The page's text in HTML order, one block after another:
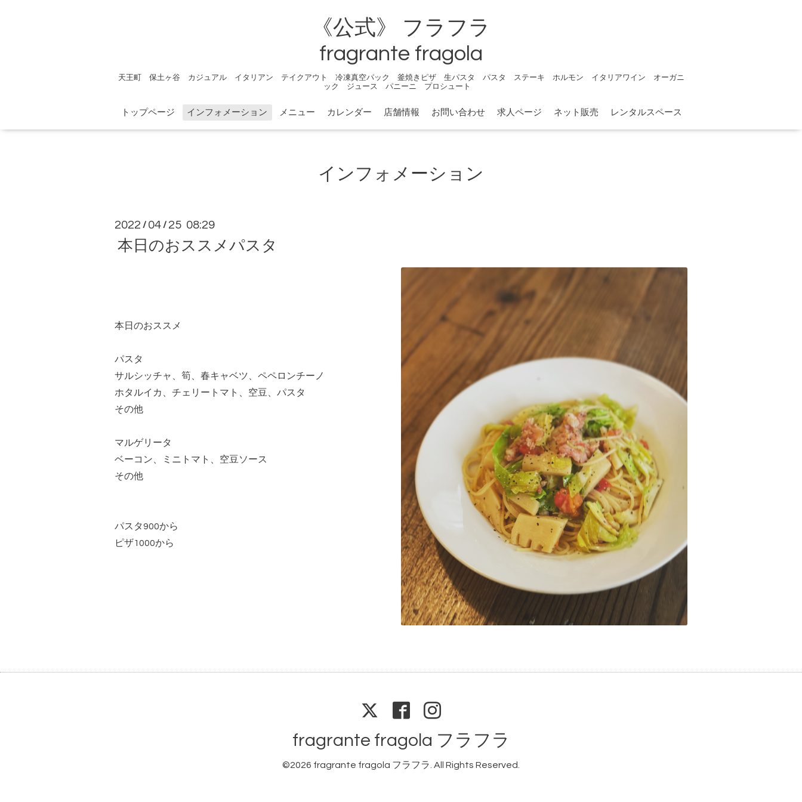
《公式》 フラフラ
fragrante fragola
天王町 保土ヶ谷 カジュアル イタリアン テイクアウト 冷凍真空パック 釜焼きピザ 生パスタ パスタ ステーキ ホルモン イタリアワイン オーガニ
ック ジュース パニーニ プロシュート
トップページ インフォメーション メニュー カレンダー 店舗情報 お問い合わせ 求人ページ ネット販売 レンタルスペース
インフォメーション
2022 / 04 / 25 08:29
本日のおススメパスタ
本日のおススメ
パスタ
サルシッチャ、筍、春キャベツ、ペペロンチーノ
ホタルイカ、チェリートマト、空豆、パスタ
その他
マルゲリータ
ベーコン、ミニトマト、空豆ソース
その他
パスタ900から
ピザ1000から
fragrante fragola フラフラ
©2026 fragrante fragola フラフラ . All Rights Reserved.